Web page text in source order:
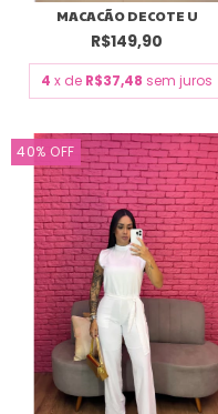
MACACÃO DECOTE U
R$149,90
4 x de R$37,48 sem juros
40% OFF